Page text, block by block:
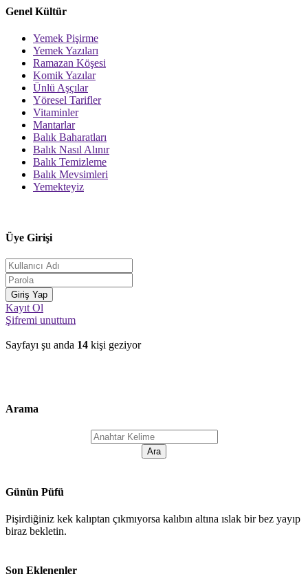
Genel Kültür
Yemek Pişirme
Yemek Yazıları
Ramazan Köşesi
Komik Yazılar
Ünlü Aşçılar
Yöresel Tarifler
Vitaminler
Mantarlar
Balık Baharatları
Balık Nasıl Alınır
Balık Temizleme
Balık Mevsimleri
Yemekteyiz
Üye Girişi
Kayıt Ol
Şifremi unuttum
Sayfayı şu anda 14 kişi geziyor
Arama
Günün Püfü
Pişirdiğiniz kek kalıptan çıkmıyorsa kalıbın altına ıslak bir bez yayıp
biraz bekletin.
Son Eklenenler